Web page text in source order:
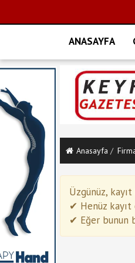
ANASAYFA
Anasayfa
Üzgünüz, kayıt
✔ Henüz
✔ Eğer bunun